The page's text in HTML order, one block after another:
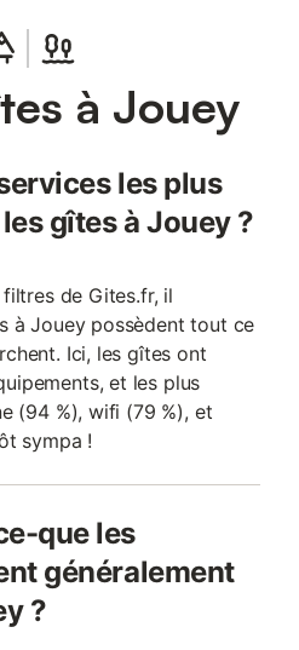
à Jouey
les plus
gîtes à Jouey ?
de Gites.fr, il
à Jouey possèdent tout ce
Ici, les gîtes ont
et les plus
(94 %), wifi (79 %), et
sympa !
que les
généralement
?